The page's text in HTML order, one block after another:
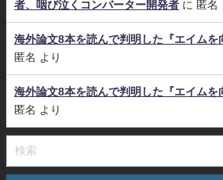
者、咽び泣くコンバーター開発者 に 匿名
海外論文8本を読んで判明した『エイムを
匿名 より
海外論文8本を読んで判明した『エイムを
匿名 より